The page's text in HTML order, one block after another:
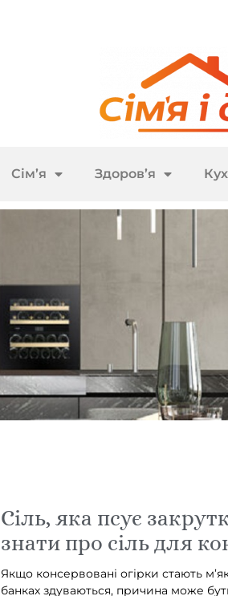
Сім’я Здоров’я
Сіль, яка псує
знати про сіль для
Якщо консервовані огірки стають
банках здуваються, причина може